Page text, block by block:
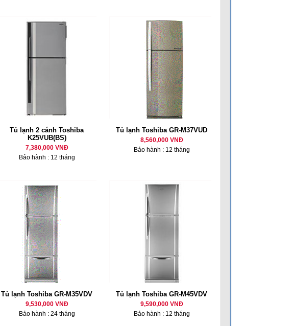
Tủ lạnh 2 cánh Toshiba
K25VUB(BS)
7,380,000 VNĐ
Bảo hành : 12 tháng
Tủ lạnh Toshiba GR-M37VUD
8,560,000 VNĐ
Bảo hành : 12 tháng
Tủ lạnh Toshiba GR-M35VDV
9,530,000 VNĐ
Bảo hành : 24 tháng
Tủ lạnh Toshiba GR-M45VDV
9,590,000 VNĐ
Bảo hành : 12 tháng